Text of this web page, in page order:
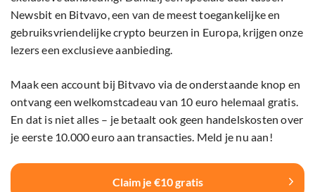
Newsbit en Bitvavo, een van de meest toegankelijke en
gebruiksvriendelijke crypto beurzen in Europa, krijgen onze
lezers een exclusieve aanbieding.
Maak een account bij Bitvavo via de onderstaande knop en
ontvang een welkomstcadeau van 10 euro helemaal gratis.
En dat is niet alles – je betaalt ook geen handelskosten over
je eerste 10.000 euro aan transacties. Meld je nu aan!
Claim je €10 gratis